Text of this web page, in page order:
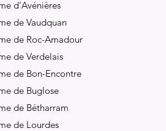
d’Avénières
de Vaudquan
de Roc-Amadour
de Verdelais
de Bon-Encontre
de Buglose
de Bétharram
de Lourdes